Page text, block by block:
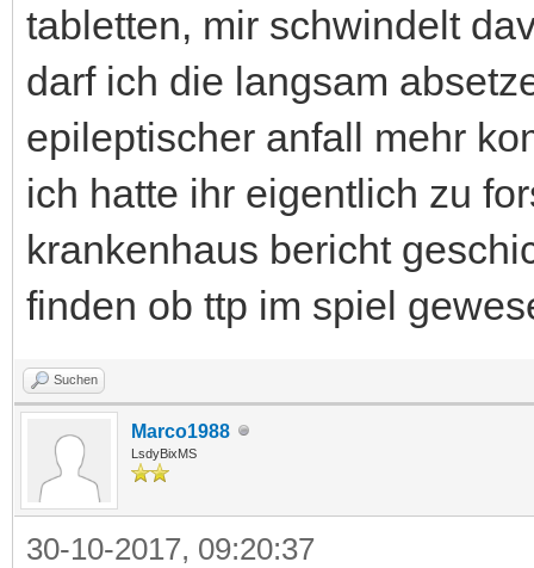
tabletten, mir schwindelt
darf ich die langsam
epileptischer anfall mehr
ich hatte ihr eigentlich zu
krankenhaus bericht
finden ob ttp im spiel
Suchen
Marco1988
LsdyBixMS
30-10-2017, 09:20:37